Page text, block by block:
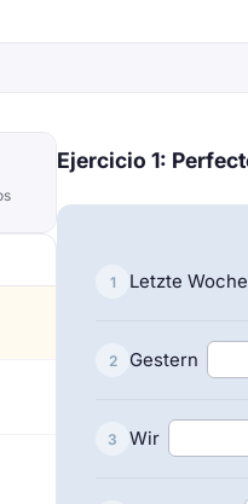
Ejercicio 1:
1 Letzte Woche
2 Gestern
3 Wir